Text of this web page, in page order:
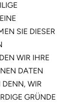
SIE DIESER
WIR IHRE
DATEN
DENN, WIR
GRÜNDE